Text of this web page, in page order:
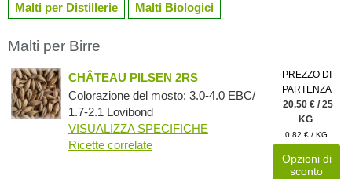
Malti per Distillerie Malti Biologici
Malti per Birre
CHÂTEAU PILSEN 2RS
Colorazione del mosto: 3.0-4.0 EBC/
1.7-2.1 Lovibond
VISUALIZZA SPECIFICHE
Ricette correlate
PREZZO DI
PARTENZA
20.50 € / 25
KG
0.82 € / KG
Opzioni di
sconto